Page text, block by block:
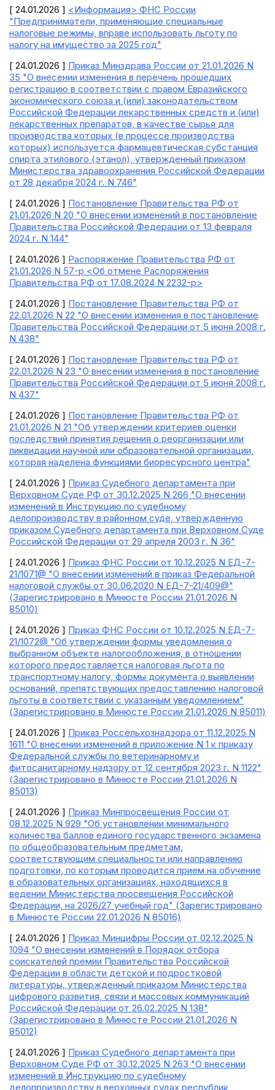
[ 24.01.2026 ] <Информация> ФНС России
"Предприниматели, применяющие специальные
налоговые режимы, вправе использовать льготу по
налогу на имущество за 2025 год"
[ 24.01.2026 ] Приказ Минздрава России от 21.01.2026 N
35 "О внесении изменения в перечень прошедших
регистрацию в соответствии с правом Евразийского
экономического союза и (или) законодательством
Российской Федерации лекарственных средств и (или)
лекарственных препаратов, в качестве сырья для
производства которых (в процессе производства
которых) используется фармацевтическая субстанция
спирта этилового (этанол), утвержденный приказом
Министерства здравоохранения Российской Федерации
от 28 декабря 2024 г. N 746"
[ 24.01.2026 ] Постановление Правительства РФ от
21.01.2026 N 20 "О внесении изменений в постановление
Правительства Российской Федерации от 13 февраля
2024 г. N 144"
[ 24.01.2026 ] Распоряжение Правительства РФ от
21.01.2026 N 57-р <Об отмене Распоряжения
Правительства РФ от 17.08.2024 N 2232-р>
[ 24.01.2026 ] Постановление Правительства РФ от
22.01.2026 N 22 "О внесении изменения в постановление
Правительства Российской Федерации от 5 июня 2008 г.
N 438"
[ 24.01.2026 ] Постановление Правительства РФ от
22.01.2026 N 23 "О внесении изменения в постановление
Правительства Российской Федерации от 5 июня 2008 г.
N 437"
[ 24.01.2026 ] Постановление Правительства РФ от
21.01.2026 N 21 "Об утверждении критериев оценки
последствий принятия решения о реорганизации или
ликвидации научной или образовательной организации,
которая наделена функциями биоресурсного центра"
[ 24.01.2026 ] Приказ Судебного департамента при
Верховном Суде РФ от 30.12.2025 N 266 "О внесении
изменений в Инструкцию по судебному
делопроизводству в районном суде, утвержденную
приказом Судебного департамента при Верховном Суде
Российской Федерации от 29 апреля 2003 г. N 36"
[ 24.01.2026 ] Приказ ФНС России от 10.12.2025 N ЕД-7-
21/1071@ "О внесении изменений в приказ Федеральной
налоговой службы от 30.06.2020 N ЕД-7-21/409@"
(Зарегистрировано в Минюсте России 21.01.2026 N
85010)
[ 24.01.2026 ] Приказ ФНС России от 10.12.2025 N ЕД-7-
21/1072@ "Об утверждении формы уведомления о
выбранном объекте налогообложения, в отношении
которого предоставляется налоговая льгота по
транспортному налогу, формы документа о выявлении
оснований, препятствующих предоставлению налоговой
льготы в соответствии с указанным уведомлением"
(Зарегистрировано в Минюсте России 21.01.2026 N 85011)
[ 24.01.2026 ] Приказ Россельхознадзора от 11.12.2025 N
1611 "О внесении изменений в приложение N 1 к приказу
Федеральной службы по ветеринарному и
фитосанитарному надзору от 12 сентября 2023 г. N 1122"
(Зарегистрировано в Минюсте России 21.01.2026 N
85013)
[ 24.01.2026 ] Приказ Минпросвещения России от
08.12.2025 N 929 "Об установлении минимального
количества баллов единого государственного экзамена
по общеобразовательным предметам,
соответствующим специальности или направлению
подготовки, по которым проводится прием на обучение
в образовательных организациях, находящихся в
ведении Министерства просвещения Российской
Федерации, на 2026/27 учебный год" (Зарегистрировано
в Минюсте России 22.01.2026 N 85016)
[ 24.01.2026 ] Приказ Минцифры России от 02.12.2025 N
1094 "О внесении изменений в Порядок отбора
соискателей премии Правительства Российской
Федерации в области детской и подростковой
литературы, утвержденный приказом Министерства
цифрового развития, связи и массовых коммуникаций
Российской Федерации от 26.02.2025 N 138"
(Зарегистрировано в Минюсте России 21.01.2026 N
85012)
[ 24.01.2026 ] Приказ Судебного департамента при
Верховном Суде РФ от 30.12.2025 N 263 "О внесении
изменений в Инструкцию по судебному
делопроизводству в верховных судах республик,